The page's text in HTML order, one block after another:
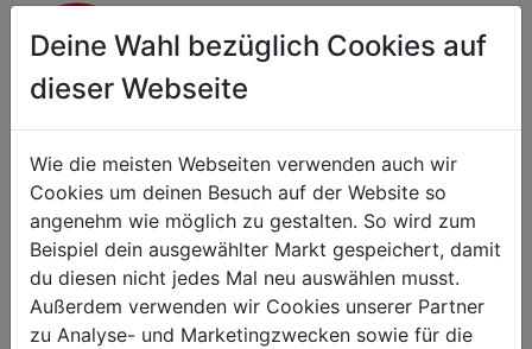
Betriebsbereitstellung/Montage
Schärfdienst
Ersatzgeräteverleih bei Reparatur
Deine Wahl bezüglich Cookies auf
dieser Webseite
Wie die meisten Webseiten verwenden auch wir
Cookies um deinen Besuch auf der Website so
angenehm wie möglich zu gestalten. So wird zum
Beispiel dein ausgewählter Markt gespeichert, damit
du diesen nicht jedes Mal neu auswählen musst.
Außerdem verwenden wir Cookies unserer Partner
zu Analyse- und Marketingzwecken sowie für die